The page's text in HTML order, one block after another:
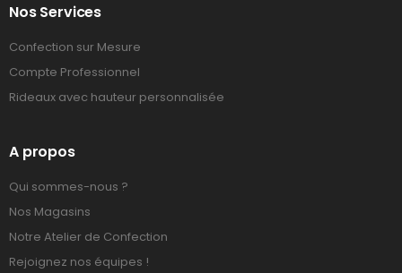
Nos Services
Confection sur Mesure
Compte Professionnel
Rideaux avec hauteur personnalisée
A propos
Qui sommes-nous ?
Nos Magasins
Notre Atelier de Confection
Rejoignez nos équipes !